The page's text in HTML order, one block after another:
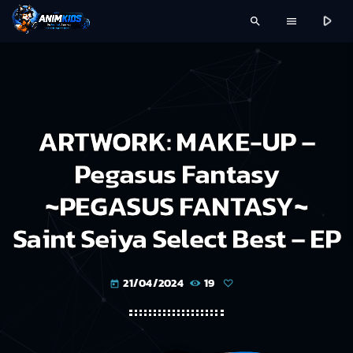
search menu play_arrow
ARTWORK: MAKE-UP –
Pegasus Fantasy
~PEGASUS FANTASY~
Saint Seiya Select Best – EP
today 21/04/2024 19